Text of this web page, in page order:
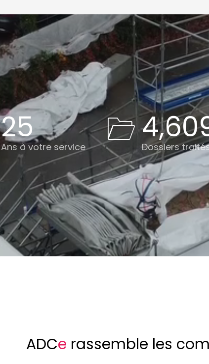
29
Ans à votre service Dossiers
ADCe rassemble les